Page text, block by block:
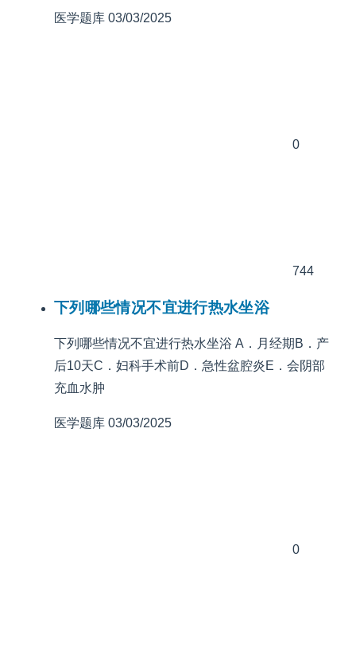
医学题库 03/03/2025
0
744
下列哪些情况不宜进行热水坐浴
下列哪些情况不宜进行热水坐浴 A．月经期B．产
后10天C．妇科手术前D．急性盆腔炎E．会阴部
充血水肿
医学题库 03/03/2025
0